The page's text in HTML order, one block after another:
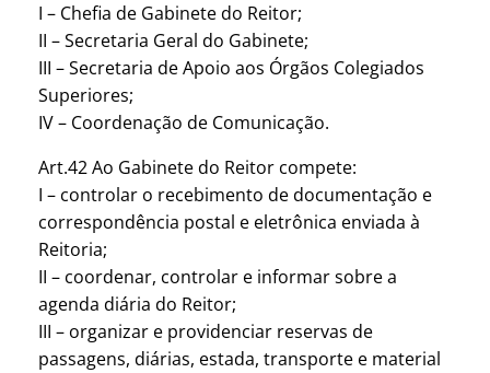
I – Chefia de Gabinete do Reitor;
II – Secretaria Geral do Gabinete;
III – Secretaria de Apoio aos Órgãos Colegiados
Superiores;
IV – Coordenação de Comunicação.
Art.42 Ao Gabinete do Reitor compete:
I – controlar o recebimento de documentação e
correspondência postal e eletrônica enviada à
Reitoria;
II – coordenar, controlar e informar sobre a
agenda diária do Reitor;
III – organizar e providenciar reservas de
passagens, diárias, estada, transporte e material